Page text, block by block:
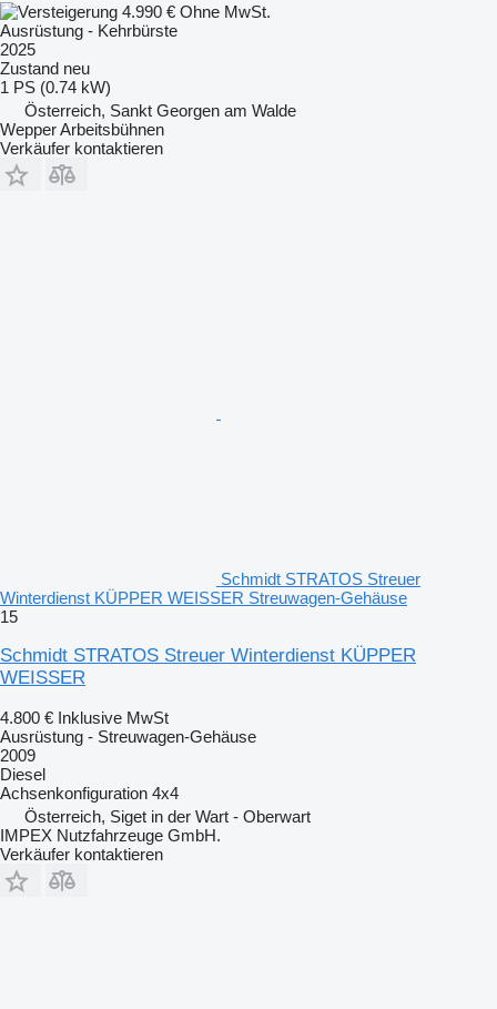
4.990 € Ohne MwSt.
Ausrüstung - Kehrbürste
2025
Zustand neu
1 PS (0.74 kW)
Österreich, Sankt Georgen am Walde
Wepper Arbeitsbühnen
Verkäufer kontaktieren
Schmidt STRATOS Streuer
Winterdienst KÜPPER WEISSER Streuwagen-Gehäuse
15
Schmidt STRATOS Streuer Winterdienst KÜPPER
WEISSER
4.800 € Inklusive MwSt
Ausrüstung - Streuwagen-Gehäuse
2009
Diesel
Achsenkonfiguration 4x4
Österreich, Siget in der Wart - Oberwart
IMPEX Nutzfahrzeuge GmbH.
Verkäufer kontaktieren